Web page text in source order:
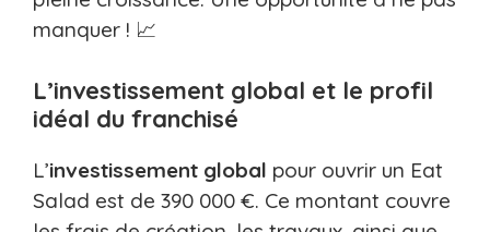
manquer ! 📈
L’investissement global et le profil
idéal du franchisé
L’investissement global pour ouvrir un Eat
Salad est de 390 000 €. Ce montant couvre